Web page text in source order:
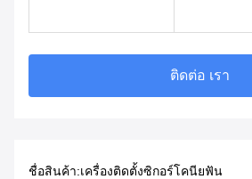
ติดต่อ เรา
ชื่อสินค้า:เครื่องติดตั้งซิกอร์โคนียฟัน